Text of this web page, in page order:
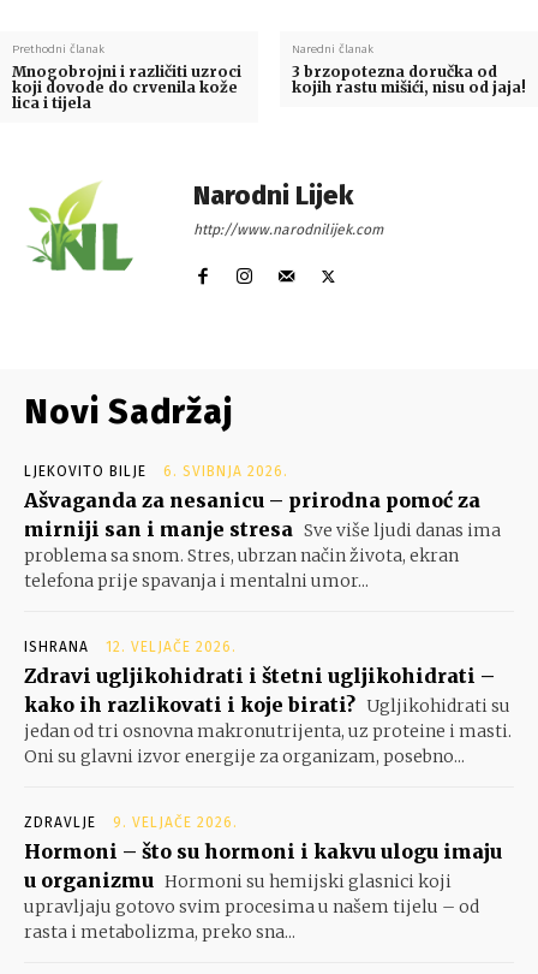
Prethodni članak
Mnogobrojni i različiti uzroci
koji dovode do crvenila kože
lica i tijela
Naredni članak
3 brzopotezna doručka od
kojih rastu mišići, nisu od jaja!
Narodni Lijek
http://www.narodnilijek.com
Novi Sadržaj
LJEKOVITO BILJE 6. SVIBNJA 2026.
Ašvaganda za nesanicu – prirodna pomoć za
mirniji san i manje stresa Sve više ljudi danas ima
problema sa snom. Stres, ubrzan način života, ekran
telefona prije spavanja i mentalni umor...
ISHRANA 12. VELJAČE 2026.
Zdravi ugljikohidrati i štetni ugljikohidrati –
kako ih razlikovati i koje birati? Ugljikohidrati su
jedan od tri osnovna makronutrijenta, uz proteine i masti.
Oni su glavni izvor energije za organizam, posebno...
ZDRAVLJE 9. VELJAČE 2026.
Hormoni – što su hormoni i kakvu ulogu imaju
u organizmu Hormoni su hemijski glasnici koji
upravljaju gotovo svim procesima u našem tijelu – od
rasta i metabolizma, preko sna...